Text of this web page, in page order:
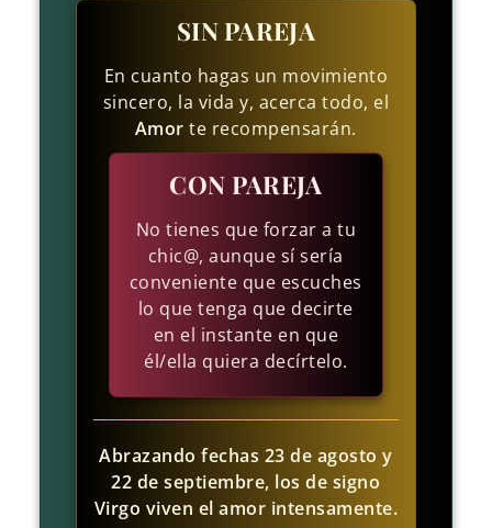
SIN PAREJA
En cuanto hagas un movimiento
sincero, la vida y, acerca todo, el
Amor te recompensarán.
CON PAREJA
No tienes que forzar a tu
chic@, aunque sí sería
conveniente que escuches
lo que tenga que decirte
en el instante en que
él/ella quiera decírtelo.
Abrazando fechas 23 de agosto y
22 de septiembre, los de signo
Virgo viven el amor intensamente.